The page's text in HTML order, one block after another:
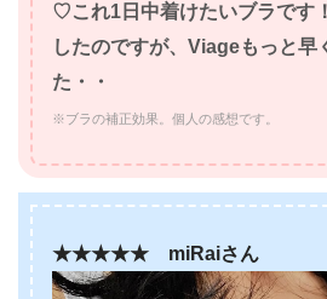
♡これ1日中着けたいブラです
したのですが、Viageもっと早
た・・
※ブラの補正効果。個人の感想です。
★★★★★ miRaiさん